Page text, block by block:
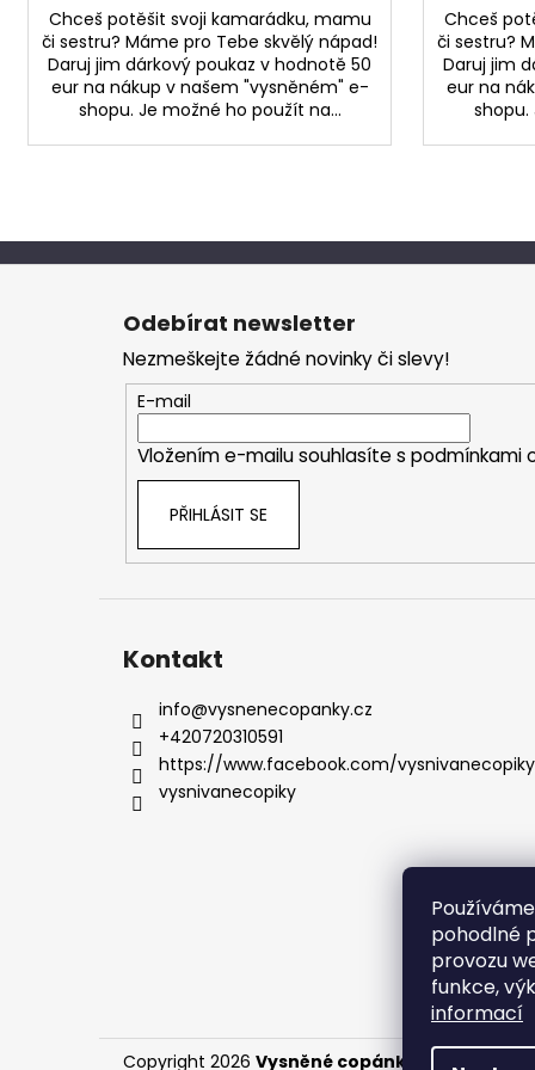
pohodlné
provozu
funkce,
informací
Chceš potěšit svoji kamarádku, mamu
či sestru? Máme pro Tebe skvělý nápad!
Daruj jim dárkový poukaz v hodnotě 50
eur na nákup v našem "vysněném" e-
shopu. Je možné ho použít na...
Chceš
či sestru?
Daruj jim
eur na
shopu.
Odebírat newsletter
Nezmeškejte žádné novinky či slevy!
E-mail
Vložením e-mailu souhlasíte s podmínkami
PŘIHLÁSIT SE
Kontakt
info@vysnenecopanky.cz
+420720310591
https://www.facebook.com/vysnivanecopiky
vysnivanecopiky
Copyright 2026 Vysněné copánky . Všechna